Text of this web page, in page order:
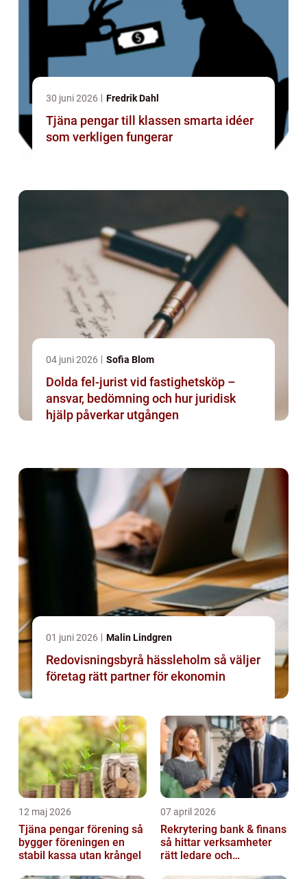
30 juni 2026 Fredrik Dahl
Tjäna pengar till klassen smarta idéer
som verkligen fungerar
04 juni 2026 Sofia Blom
Dolda fel-jurist vid fastighetsköp –
ansvar, bedömning och hur juridisk
hjälp påverkar utgången
01 juni 2026 Malin Lindgren
Redovisningsbyrå hässleholm så väljer
företag rätt partner för ekonomin
12 maj 2026
Tjäna pengar förening så
bygger föreningen en
stabil kassa utan krångel
07 april 2026
Rekrytering bank & finans
så hittar verksamheter
rätt ledare och